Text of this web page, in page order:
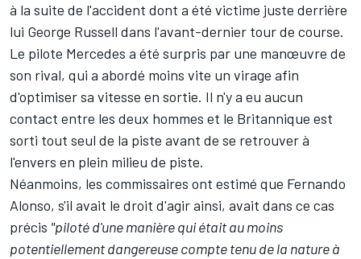
à la suite de l'accident dont a été victime juste derrière
lui George Russell dans l'avant-dernier tour de course.
Le pilote Mercedes a été surpris par une manœuvre de
son rival, qui a abordé moins vite un virage afin
d'optimiser sa vitesse en sortie. Il n'y a eu aucun
contact entre les deux hommes et le Britannique est
sorti tout seul de la piste avant de se retrouver à
l'envers en plein milieu de piste.
Néanmoins, les commissaires ont estimé que Fernando
Alonso, s'il avait le droit d'agir ainsi, avait dans ce cas
précis "piloté d'une manière qui était au moins
potentiellement dangereuse compte tenu de la nature à